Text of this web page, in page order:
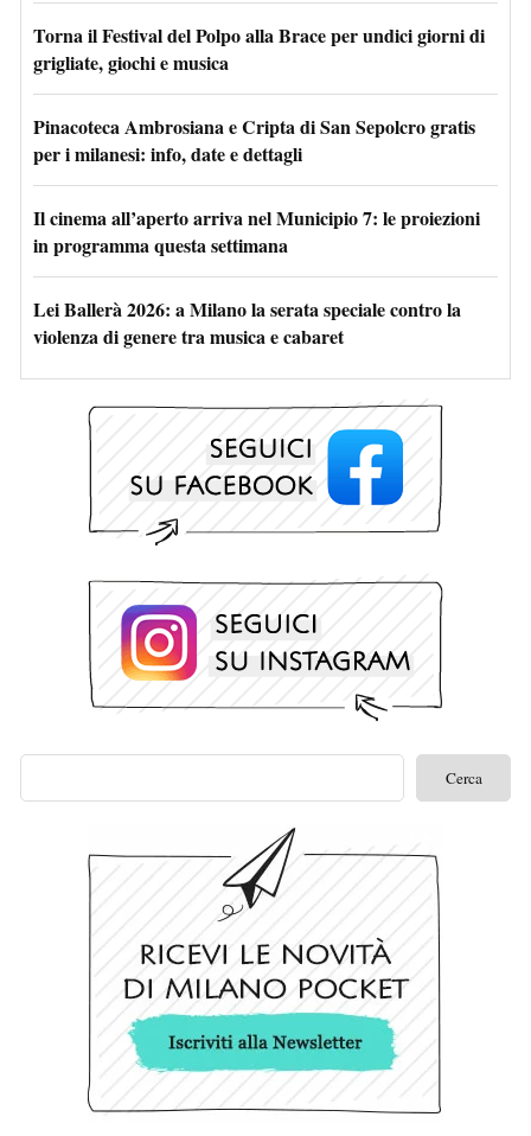
Torna il Festival del Polpo alla Brace per undici giorni di
grigliate, giochi e musica
Pinacoteca Ambrosiana e Cripta di San Sepolcro gratis
per i milanesi: info, date e dettagli
Il cinema all’aperto arriva nel Municipio 7: le proiezioni
in programma questa settimana
Lei Ballerà 2026: a Milano la serata speciale contro la
violenza di genere tra musica e cabaret